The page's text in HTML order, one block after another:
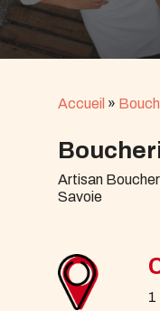
Accueil »
Artisan
Savoie
1